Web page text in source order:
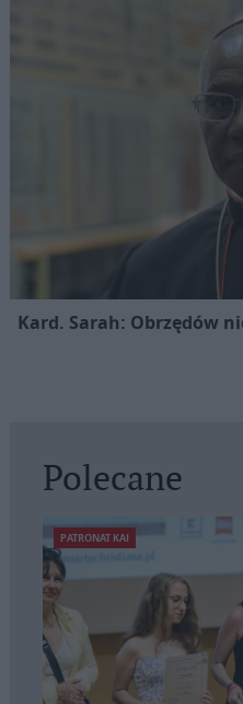
Kard. Sarah: Obrzędów
Polecane
PATRONAT KAI